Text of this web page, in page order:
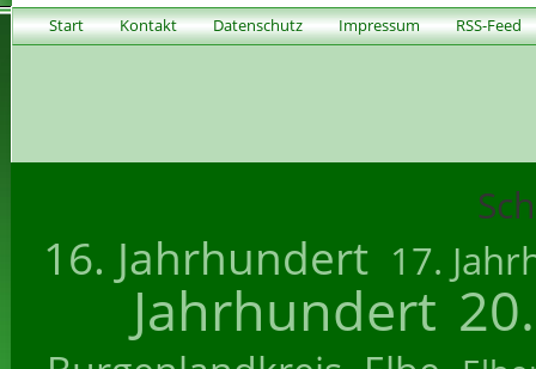
Start Kontakt Datenschutz Impressum RSS-Feed
16. Jahrhundert 17.
Jahrhundert